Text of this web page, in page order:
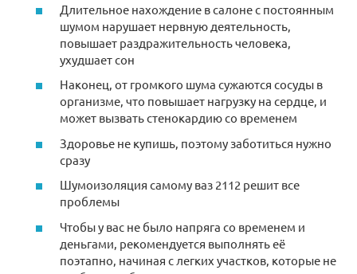
Длительное нахождение в салоне с постоянным
шумом нарушает нервную деятельность,
повышает раздражительность человека,
ухудшает сон
Наконец, от громкого шума сужаются сосуды в
организме, что повышает нагрузку на сердце, и
может вызвать стенокардию со временем
Здоровье не купишь, поэтому заботиться нужно
сразу
Шумоизоляция самому ваз 2112 решит все
проблемы
Чтобы у вас не было напряга со временем и
деньгами, рекомендуется выполнять её
поэтапно, начиная с легких участков, которые не